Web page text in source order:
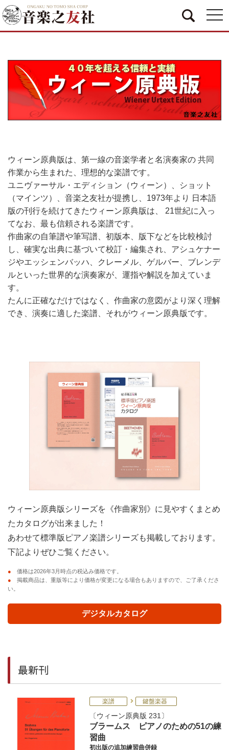
ウィーン原典版は、第一線の音楽学者と名演奏家の 共同
作業から生まれた、理想的な楽譜です。
ユニヴァーサル・エディション（ウィーン）、ショット
（マインツ）、音楽之友社が提携し、1973年より 日本語
版の刊行を続けてきたウィーン原典版は、 21世紀に入っ
てなお、最も信頼される楽譜です。
作曲家の自筆譜や筆写譜、初版本、版下などを比較検討
し、確実な出典に基づいて校訂・編集され、アシュケナー
ジやエッシェンバッハ、クレーメル、ゲルバー、ブレンデ
ルといった世界的な演奏家が、運指や解説を加えていま
す。
たんに正確なだけではなく、作曲家の意図がより深く理解
でき、演奏に適した楽譜、それがウィーン原典版です。
ウィーン原典版シリーズを《作曲家別》に見やすくまとめ
たカタログが出来ました！
あわせて標準版ピアノ楽譜シリーズも掲載しております。
下記よりぜひご覧ください。
● 価格は2026年3月時点の税込み価格です。
● 掲載商品は、重版等により価格が変更になる場合もありますので、ご了承くださ
い。
デジタルカタログ
最新刊
楽譜 鍵盤楽器
ウィーン原典版 231
ブラームス ピアノのための51の練
習曲
初出版の追加練習曲併録